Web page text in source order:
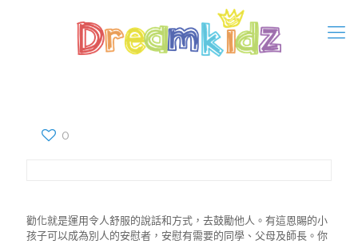
0
勸化就是運用令人舒服的說話和方式，去鼓勵他人。有這恩賜的小
孩子可以成為別人的安慰者，安慰有需要的同學、父母及師長。你